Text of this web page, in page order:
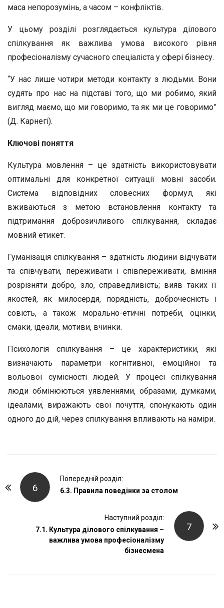
маса непорозумінь, а часом – конфліктів.
У цьому розділі розглядається культура ділового
спілкування як важлива умова високого рівня
професіоналізму сучасного спеціаліста у сфері бізнесу.
“У нас лише чотири методи контакту з людьми. Вони
судять про нас на підставі того, що ми робимо, який
вигляд маємо, що ми говоримо, та як ми це говоримо”
(Д. Карнегі).
Ключові поняття
Культура мовлення – це здатність використовувати
оптимальні для конкретної ситуації мовні засоби.
Система відповідних словесних формул, які
вживаються з метою встановлення контакту та
підтримання доброзичливого спілкування, складає
мовний етикет.
Гуманізація спілкування – здатність людини відчувати
та співчувати, переживати і співпереживати, вміння
розрізняти добро, зло, справедливість; вияв таких її
якостей, як милосердя, порядність, доброчесність і
совість, а також морально-етичні потреби, оцінки,
смаки, ідеали, мотиви, вчинки.
Психологія спілкування – це характеристики, які
визначають параметри когнітивної, емоційної та
вольової сумісності людей. У процесі спілкування
люди обмінюються уявленнями, образами, думками,
ідеалами, виражають свої почуття, спонукають один
одного до дій, через спілкування впливають на наміри.
6
Попередній розділ:
6.3. Правила поведінки за столом
7
Наступний розділ:
7.1. Культура ділового спілкування –
важлива умова професіоналізму
бізнесмена